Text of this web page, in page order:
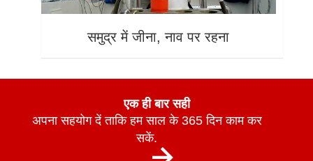
समुद्र में जीना, नाव पर रहना
एक ही बार सही
अपना सहयोग दें ताकि हम साल के 365 दिन काम कर
सकें.